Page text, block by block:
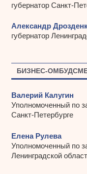
губернатор Санкт-
Александр
губернатор
БИЗНЕС-
Валерий Калугин
Уполномоченный по
Санкт-Петербурге
Елена Рулева
Уполномоченный по
Ленинградской